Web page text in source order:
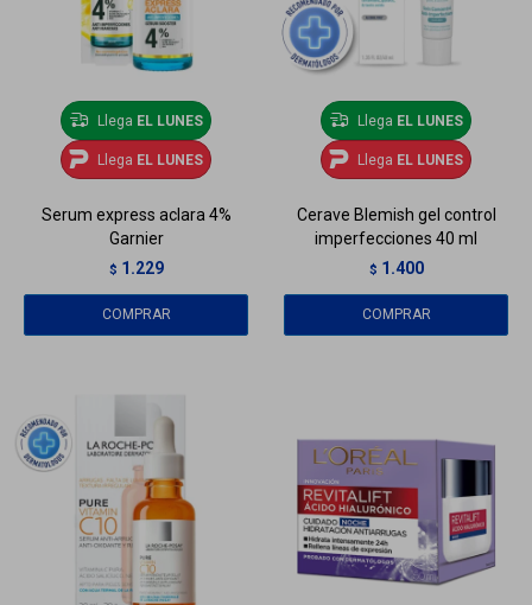
Llega EL LUNES
Llega EL LUNES
Serum express aclara 4%
Garnier
$ 1.229
Llega EL LUNES
Llega EL LUNES
Cerave Blemish gel control
imperfecciones 40 ml
$ 1.400